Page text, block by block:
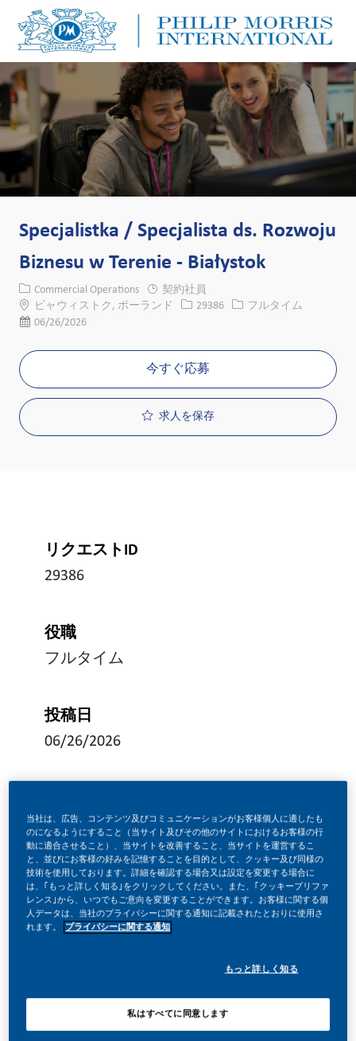
Specjalistka / Specjalista ds. Rozwoju
Biznesu w Terenie - Białystok
カテゴリー
Commercial Operations
契約社員
場所ビャウィストク, ポーランド 求人ID29386 役職フルタイム
投稿日06/26/2026
今すぐ応募
求人を保存
リクエストID
29386
役職
フルタイム
投稿日
06/26/2026
TWÓRZ Z NAMI HISTORIĘ!
W PMI zdecydowaliśmy się zrobić coś niesamowitego.
Całkowicie zmieniamy naszą działalność i budujemy naszą
当社は、広告、コンテンツ及びコミュニケーションがお客様個人に適したも
のになるようにすること（当サイト及びその他のサイトにおけるお客様の行
動に適合させること）、当サイトを改善すること、当サイトを運営するこ
と、並びにお客様の好みを記憶することを目的として、クッキー及び同様の
技術を使用しております。詳細を確認する場合又は設定を変更する場合に
は、｢もっと詳しく知る｣をクリックしてください。また、｢クッキープリファ
レンス｣から、いつでもご意向を変更することができます。お客様に関する個
人データは、当社のプライバシーに関する通知に記載されたとおりに使用さ
れます。
プライバシーに関する通知
もっと詳しく知る
私はすべてに同意します